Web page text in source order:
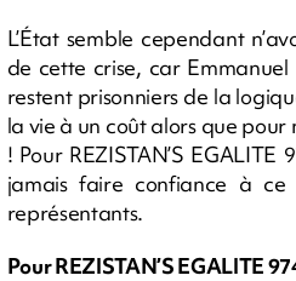
L’État semble cependant
de cette crise, car
restent prisonniers de la
la vie à un coût alors que pour
! Pour REZISTAN’S EGALITE
jamais faire confiance à ce
représentants.
Pour REZISTAN’S EGALITE